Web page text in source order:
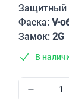
Защитный
Фаска: V-
Замок: 2G
В